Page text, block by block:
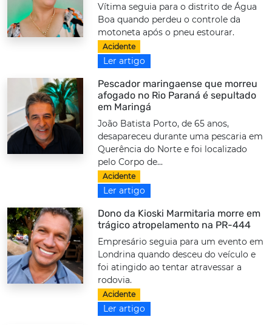
Vítima seguia para o distrito de Água
Boa quando perdeu o controle da
motoneta após o pneu estourar.
Acidente
Ler artigo
Pescador maringaense que morreu
afogado no Rio Paraná é sepultado
em Maringá
João Batista Porto, de 65 anos,
desapareceu durante uma pescaria em
Querência do Norte e foi localizado
pelo Corpo de...
Acidente
Ler artigo
Dono da Kioski Marmitaria morre em
trágico atropelamento na PR-444
Empresário seguia para um evento em
Londrina quando desceu do veículo e
foi atingido ao tentar atravessar a
rodovia.
Acidente
Ler artigo